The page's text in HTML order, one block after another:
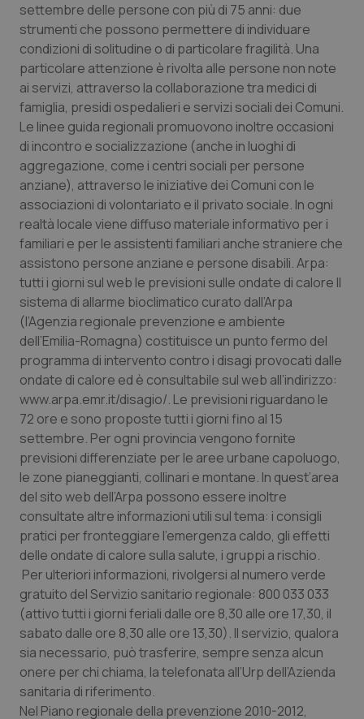
Piemonte
Provincia Autonoma di Bolzano
Provincia Autonoma di Trento
Puglia
Sardegna
Sicilia
Toscana
Umbria
Valle D’Aosta
Veneto
HIV
Infezioni & Febbre
Ipertensione & Scompenso
Malattie rare
Malattia di Crohn & Rettocolite Ulcerosa
Neuroscienze & patologie neurodegenerative
Obesità
Oftalmologia
Oncodermatologia
Oncoematologia
Oncologia & Nutrizione
Psoriasi & pelle
Quotidiano Cardiologia
Quotidiano Chirurgia
Quotidiano Oncologia
Quotidiano Pediatria
Rene & patologie urogenitali
settembre delle persone con più di 75 anni: due
strumenti che possono permettere di individuare
condizioni di solitudine o di particolare fragilità. Una
particolare attenzione è rivolta alle persone non note
ai servizi, attraverso la collaborazione tra medici di
famiglia, presidi ospedalieri e servizi sociali dei Comuni.
Le linee guida regionali promuovono inoltre occasioni
di incontro e socializzazione (anche in luoghi di
aggregazione, come i centri sociali per persone
anziane), attraverso le iniziative dei Comuni con le
associazioni di volontariato e il privato sociale. In ogni
realtà locale viene diffuso materiale informativo per i
familiari e per le assistenti familiari anche straniere che
assistono persone anziane e persone disabili. Arpa:
tutti i giorni sul web le previsioni sulle ondate di calore Il
sistema di allarme bioclimatico curato dall’Arpa
(l’Agenzia regionale prevenzione e ambiente
dell’Emilia-Romagna) costituisce un punto fermo del
programma di intervento contro i disagi provocati dalle
ondate di calore ed è consultabile sul web all’indirizzo:
www.arpa.emr.it/disagio/. Le previsioni riguardano le
72 ore e sono proposte tutti i giorni fino al 15
settembre. Per ogni provincia vengono fornite
previsioni differenziate per le aree urbane capoluogo,
le zone pianeggianti, collinari e montane. In quest’area
del sito web dell’Arpa possono essere inoltre
consultate altre informazioni utili sul tema: i consigli
pratici per fronteggiare l’emergenza caldo, gli effetti
delle ondate di calore sulla salute, i gruppi a rischio.
Per ulteriori informazioni, rivolgersi al numero verde
gratuito del Servizio sanitario regionale: 800 033 033
(attivo tutti i giorni feriali dalle ore 8,30 alle ore 17,30, il
sabato dalle ore 8,30 alle ore 13,30). Il servizio, qualora
sia necessario, può trasferire, sempre senza alcun
onere per chi chiama, la telefonata all’Urp dell’Azienda
sanitaria di riferimento.
Nel Piano regionale della prevenzione 2010-2012,